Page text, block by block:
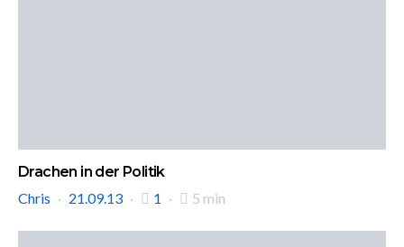
Drachen in der Politik
Chris
21.09.13 1 5 min